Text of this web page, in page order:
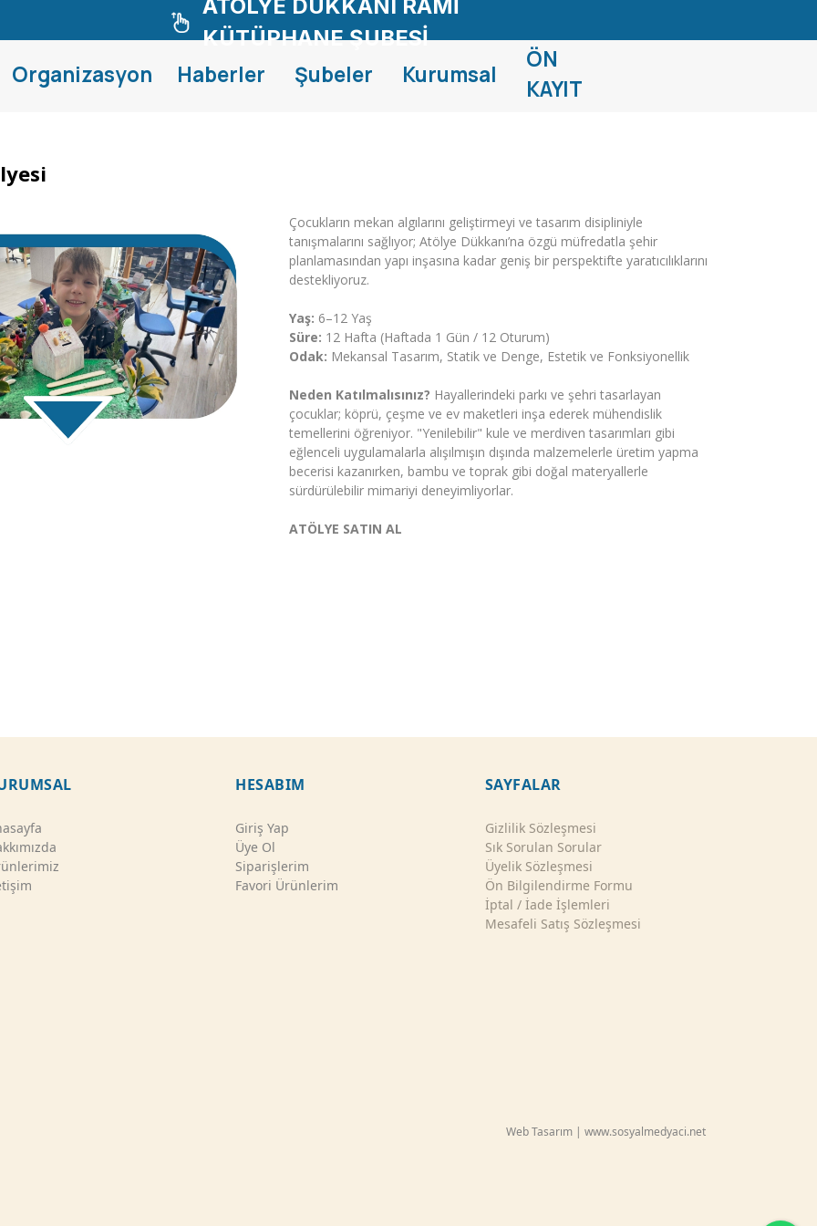
Çocukların mekan algılarını geliştirmeyi ve tasarım disipliniyle
tanışmalarını sağlıyor; Atölye Dükkanı’na özgü müfredatla şehir
planlamasından yapı inşasına kadar geniş bir perspektifte yaratıcılıklarını
destekliyoruz.
Yaş: 6–12 Yaş
Süre: 12 Hafta (Haftada 1 Gün / 12 Oturum)
Odak: Mekansal Tasarım, Statik ve Denge, Estetik ve Fonksiyonellik
Neden Katılmalısınız? Hayallerindeki parkı ve şehri tasarlayan
çocuklar; köprü, çeşme ve ev maketleri inşa ederek mühendislik
temellerini öğreniyor. "Yenilebilir" kule ve merdiven tasarımları gibi
eğlenceli uygulamalarla alışılmışın dışında malzemelerle üretim yapma
becerisi kazanırken, bambu ve toprak gibi doğal materyallerle
sürdürülebilir mimariyi deneyimliyorlar.
ATÖLYE SATIN AL
ATÖLYE DÜKKANI RAMİ
KÜTÜPHANE ŞUBESİ
Organizasyon Haberler Şubeler Kurumsal
ÖN
KAYIT
HESABIM
Giriş Yap
Üye Ol
Siparişlerim
Favori Ürünlerim
SAYFALAR
Gizlilik Sözleşmesi
Sık Sorulan Sorular
Üyelik Sözleşmesi
Ön Bilgilendirme Formu
İptal / İade İşlemleri
Mesafeli Satış Sözleşmesi
Web Tasarım | www.sosyalmedyaci.net